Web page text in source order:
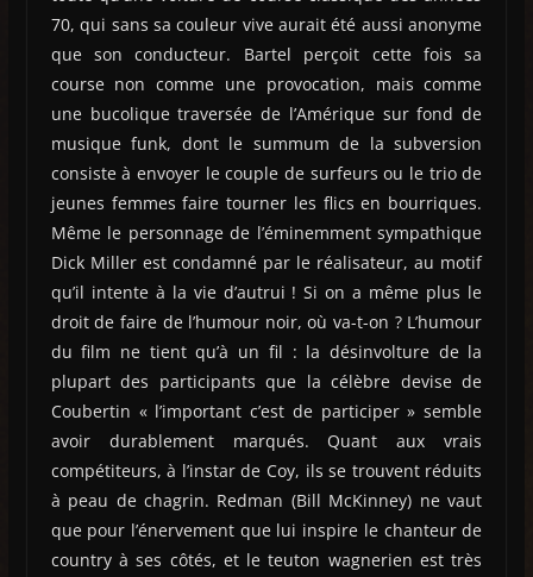
70, qui sans sa couleur vive aurait été aussi anonyme
que son conducteur. Bartel perçoit cette fois sa
course non comme une provocation, mais comme
une bucolique traversée de l’Amérique sur fond de
musique funk, dont le summum de la subversion
consiste à envoyer le couple de surfeurs ou le trio de
jeunes femmes faire tourner les flics en bourriques.
Même le personnage de l’éminemment sympathique
Dick Miller est condamné par le réalisateur, au motif
qu’il intente à la vie d’autrui ! Si on a même plus le
droit de faire de l’humour noir, où va-t-on ? L’humour
du film ne tient qu’à un fil : la désinvolture de la
plupart des participants que la célèbre devise de
Coubertin « l’important c’est de participer » semble
avoir durablement marqués. Quant aux vrais
compétiteurs, à l’instar de Coy, ils se trouvent réduits
à peau de chagrin. Redman (Bill McKinney) ne vaut
que pour l’énervement que lui inspire le chanteur de
country à ses côtés, et le teuton wagnerien est très